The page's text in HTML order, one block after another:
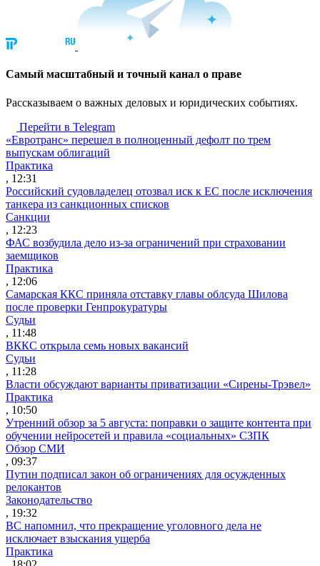
Cамый масштабный и точный канал о праве
Рассказываем о важных деловых и юридических событиях.
Перейти в Telegram
«Евротранс» перешел в полноценный дефолт по трем
выпускам облигаций
Практика
, 12:31
Российский судовладелец отозвал иск к ЕС после исключения
танкера из санкционных списков
Санкции
, 12:23
ФАС возбудила дело из-за ограничений при страховании
заемщиков
Практика
, 12:06
Самарская ККС приняла отставку главы облсуда Шилова
после проверки Генпрокуратуры
Судьи
, 11:48
ВККС открыла семь новых вакансий
Судьи
, 11:28
Власти обсуждают варианты приватизации «Сирены-Трэвел»
Практика
, 10:50
Утренний обзор за 5 августа: поправки о защите контента при
обучении нейросетей и правила «социальных» СЗПК
Обзор СМИ
, 09:37
Путин подписал закон об ограничениях для осужденных
релокантов
Законодательство
, 19:32
ВС напомнил, что прекращение уголовного дела не
исключает взыскания ущерба
Практика